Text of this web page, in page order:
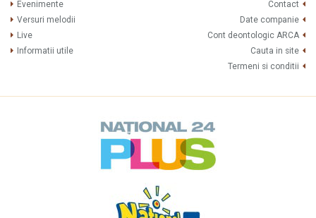
Evenimente
Versuri melodii
Live
Informatii utile
Contact
Date companie
Cont deontologic ARCA
Cauta in site
Termeni si conditii